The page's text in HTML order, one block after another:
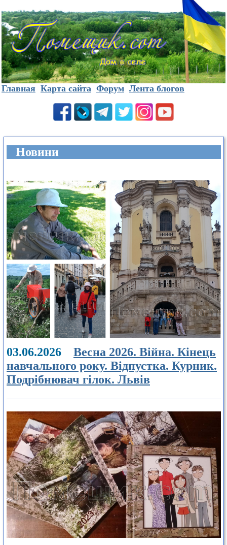
Главная Карта сайта Форум Лента блогов
Новини
03.06.2026 Весна 2026. Війна. Кінець
навчального року. Відпустка. Курник.
Подрібнювач гілок. Львів